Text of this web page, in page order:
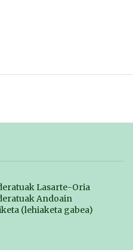
Lasarte-Oria
Andoain
(lehiaketa gabea)